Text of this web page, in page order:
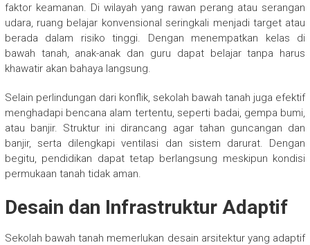
faktor keamanan. Di wilayah yang rawan perang atau serangan
udara, ruang belajar konvensional seringkali menjadi target atau
berada dalam risiko tinggi. Dengan menempatkan kelas di
bawah tanah, anak-anak dan guru dapat belajar tanpa harus
khawatir akan bahaya langsung.
Selain perlindungan dari konflik, sekolah bawah tanah juga efektif
menghadapi bencana alam tertentu, seperti badai, gempa bumi,
atau banjir. Struktur ini dirancang agar tahan guncangan dan
banjir, serta dilengkapi ventilasi dan sistem darurat. Dengan
begitu, pendidikan dapat tetap berlangsung meskipun kondisi
permukaan tanah tidak aman.
Desain dan Infrastruktur Adaptif
Sekolah bawah tanah memerlukan desain arsitektur yang adaptif